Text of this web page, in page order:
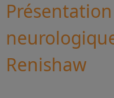
Renishaw